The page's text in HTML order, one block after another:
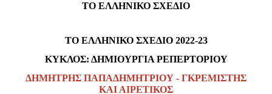
Αναζήτηση παραγγελίας
Πληροφορίες
Είσοδος διαχειριστή
ΤΟ ΕΛΛΗΝΙΚΟ ΣΧΕΔΙΟ
ΤΟ ΕΛΛΗΝΙΚΟ ΣΧΕΔΙΟ 2022-23
ΚΥΚΛΟΣ: ΔΗΜΙΟΥΡΓΙΑ ΡΕΠΕΡΤΟΡΙΟΥ
ΔΗΜΗΤΡΗΣ ΠΑΠΑΔΗΜΗΤΡΙΟΥ - ΓΚΡΕΜΙΣΤΗΣ
ΚΑΙ ΑΙΡΕΤΙΚΟΣ